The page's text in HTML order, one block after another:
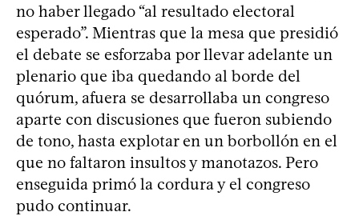
no haber llegado “al resultado electoral
esperado”. Mientras que la mesa que presidió
el debate se esforzaba por llevar adelante un
plenario que iba quedando al borde del
quórum, afuera se desarrollaba un congreso
aparte con discusiones que fueron subiendo
de tono, hasta explotar en un borbollón en el
que no faltaron insultos y manotazos. Pero
enseguida primó la cordura y el congreso
pudo continuar.